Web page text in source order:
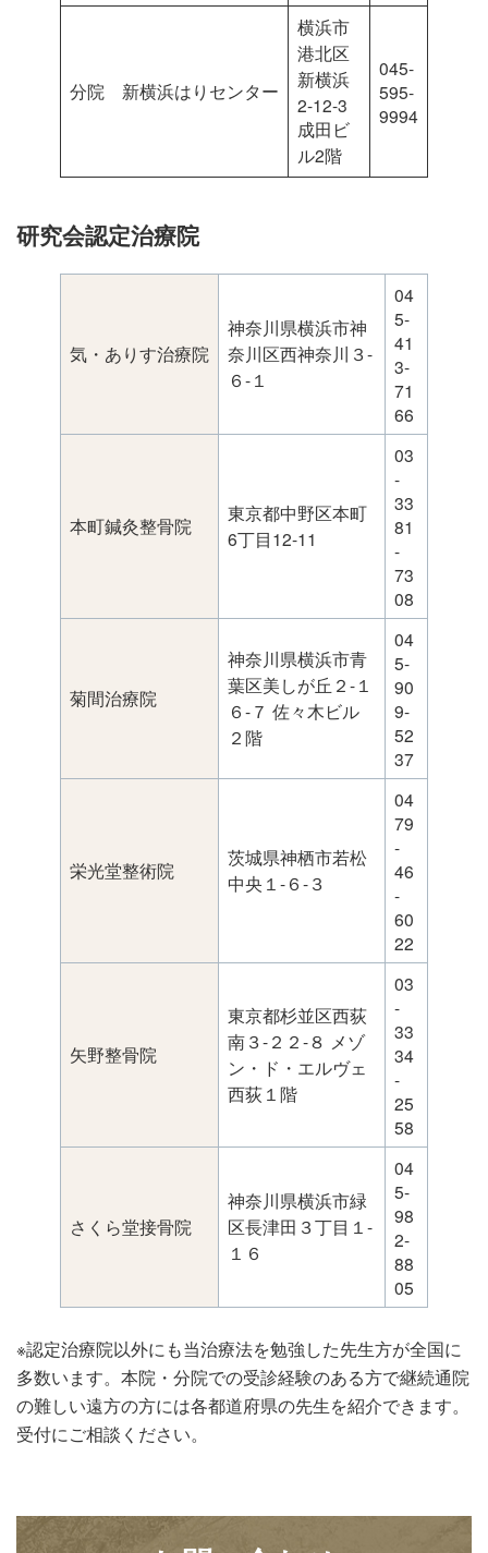
分院 新横浜はりセンター
横浜市
港北区
新横浜
2-12-3
成田ビ
ル2階
045-
595-
9994
研究会認定治療院
気・ありす治療院
神奈川県横浜市神
奈川区西神奈川３-
６-１
04
5-
41
3-
71
66
本町鍼灸整骨院
東京都中野区本町
6丁目12-11
03
-
33
81
-
73
08
菊間治療院
神奈川県横浜市青
葉区美しが丘２-１
６-７ 佐々木ビル
２階
04
5-
90
9-
52
37
栄光堂整術院
茨城県神栖市若松
中央１-６-３
04
79
-
46
-
60
22
矢野整骨院
東京都杉並区西荻
南３-２２-８ メゾ
ン・ド・エルヴェ
西荻１階
03
-
33
34
-
25
58
さくら堂接骨院
神奈川県横浜市緑
区長津田３丁目１-
１６
04
5-
98
2-
88
05
※認定治療院以外にも当治療法を勉強した先生方が全国に
多数います。本院・分院での受診経験のある方で継続通院
の難しい遠方の方には各都道府県の先生を紹介できます。
受付にご相談ください。